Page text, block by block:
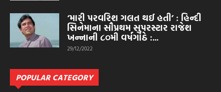
‘મારી પરવરિશ ગલત થઈ હતી’ : હિન્દી
સિનેમાના સૌપ્રથમ સુપરસ્ટાર રાજેશ
ખન્નાની ૮૦મી વર્ષગાંઠે :...
29/12/2022
POPULAR CATEGORY